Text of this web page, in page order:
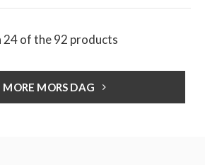
24 of the 92 products
MORE MORS DAG